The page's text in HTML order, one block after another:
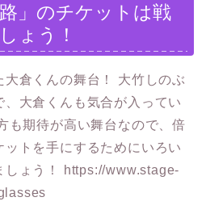
」のチケットは戦
ょう！
倉くんの舞台！ 大竹しのぶ
大倉くんも気合が入ってい
も期待が高い舞台なので、倍
トを手にするためにいろい
しょう！ https://www.stage-